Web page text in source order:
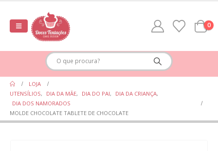
0
LOJA
UTENSÍLIOS, DIA DA MÃE, DIA DO PAI, DIA DA CRIANÇA,
DIA DOS NAMORADOS
MOLDE CHOCOLATE TABLETE DE CHOCOLATE